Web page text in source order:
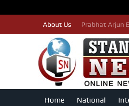
About Us Prabhat Arjun
Home National